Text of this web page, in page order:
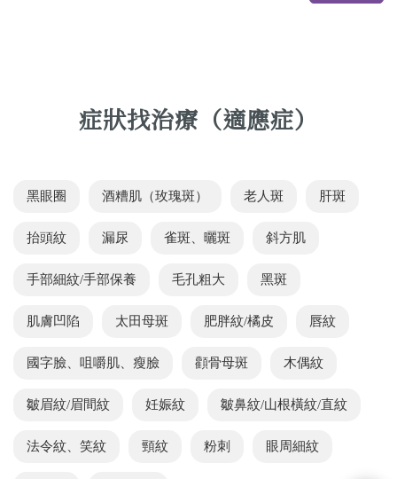
症狀找治療（適應症）
黑眼圈 酒糟肌（玫瑰斑） 老人斑 肝斑
抬頭紋 漏尿 雀斑、曬斑 斜方肌
手部細紋/手部保養 毛孔粗大 黑斑
肌膚凹陷 太田母斑 肥胖紋/橘皮 唇紋
國字臉、咀嚼肌、瘦臉 顴骨母斑 木偶紋
皺眉紋/眉間紋 妊娠紋 皺鼻紋/山根橫紋/直紋
法令紋、笑紋 頸紋 粉刺 眼周細紋